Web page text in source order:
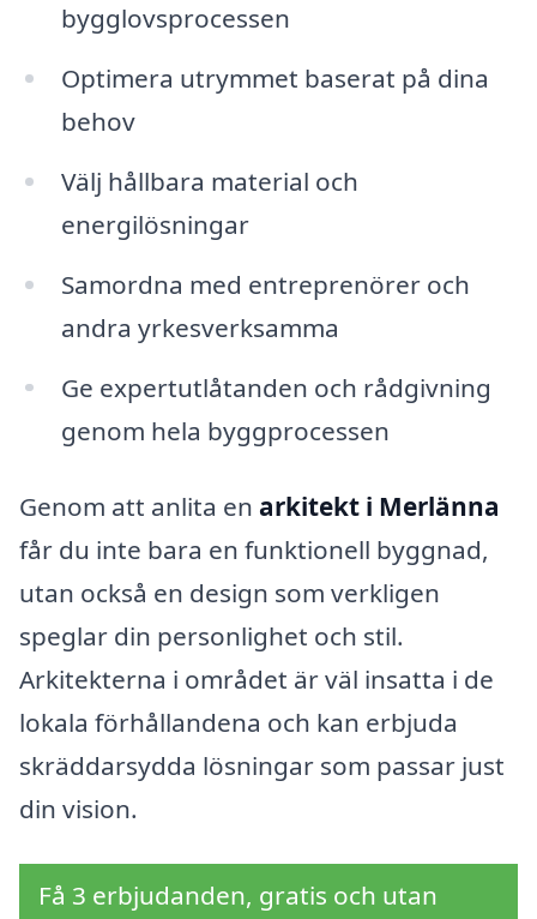
bygglovsprocessen
Optimera utrymmet baserat på dina
behov
Välj hållbara material och
energilösningar
Samordna med entreprenörer och
andra yrkesverksamma
Ge expertutlåtanden och rådgivning
genom hela byggprocessen
Genom att anlita en arkitekt i Merlänna
får du inte bara en funktionell byggnad,
utan också en design som verkligen
speglar din personlighet och stil.
Arkitekterna i området är väl insatta i de
lokala förhållandena och kan erbjuda
skräddarsydda lösningar som passar just
din vision.
Få 3 erbjudanden, gratis och utan